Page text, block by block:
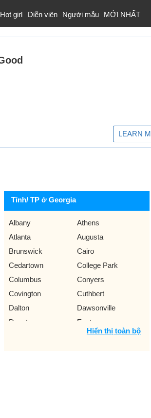
Hot girl Diễn viên Người mẫu MỚI NHẤT
Tỉnh/ TP ở Georgia
Albany
Athens
Atlanta
Augusta
Brunswick
Cairo
Cedartown
College Park
Columbus
Conyers
Covington
Cuthbert
Dalton
Dawsonville
Decatur
Eastman
Gainesville
Hiển thị toàn bộ